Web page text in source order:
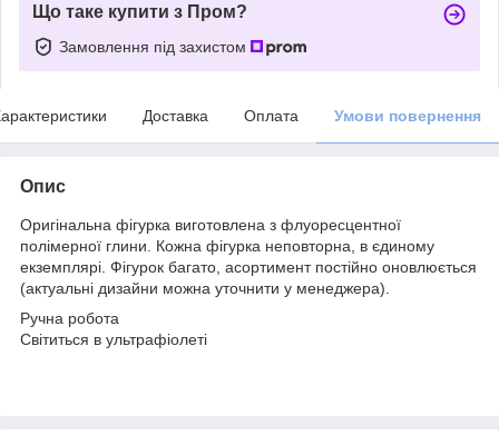
Що таке купити з Пром?
Замовлення під захистом
Доставка Оплата Умови повернення
Опис
Оригінальна фігурка виготовлена з флуоресцентної
полімерної глини. Кожна фігурка неповторна, в єдиному
екземплярі. Фігурок багато, асортимент постійно оновлюється
(актуальні дизайни можна уточнити у менеджера).
Ручна робота
Світиться в ультрафіолеті